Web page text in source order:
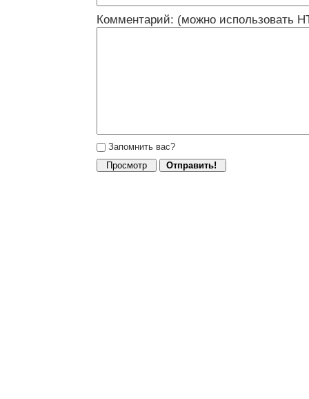
Комментарий: (можно использовать
Запомнить вас?